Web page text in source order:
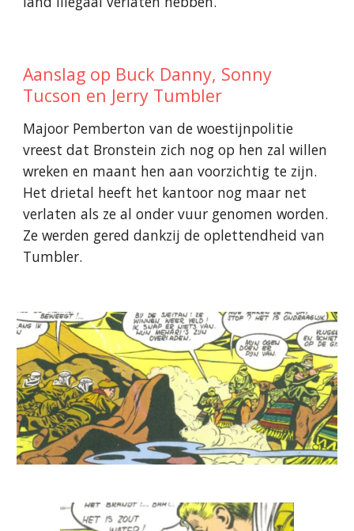
Aanslag op Buck Danny, Sonny
Tucson en Jerry Tumbler
Majoor Pemberton van de woestijnpolitie
vreest dat Bronstein zich nog op hen zal willen
wreken en maant hen aan voorzichtig te zijn.
Het drietal heeft het kantoor nog maar net
verlaten als ze al onder vuur genomen worden.
Ze werden gered dankzij de oplettendheid van
Tumbler.